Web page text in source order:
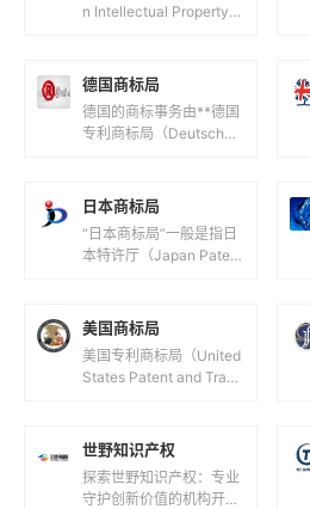
n Intellectual Property O
德国商标局
德国的商标事务由**德国
专利商标局（Deutsches
日本商标局
“日本商标局”一般是指日
本特许厅（Japan Patent
日本国内...
美国商标局
美国专利商标局（United
States Patent and Trade
世野知识产权
探索世野知识产权：专业
守护创新价值的机构开